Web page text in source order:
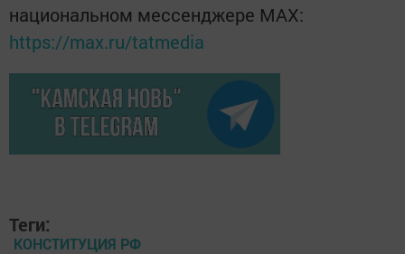
национальном мессенджере MАХ:
https://max.ru/tatmedia
Теги:
КОНСТИТУЦИЯ РФ